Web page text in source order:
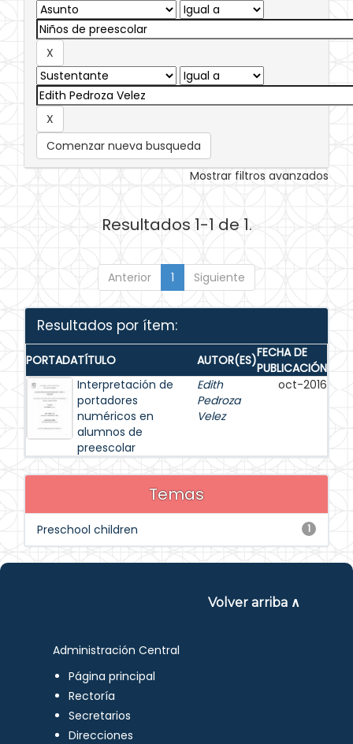
Comenzar nueva busqueda
Mostrar filtros avanzados
Resultados 1-1 de 1.
Anterior 1 Siguiente
Resultados por ítem:
PORTADATÍTULO AUTOR(ES)FECHA DE
PUBLICACIÓN
Interpretación de
portadores
numéricos en
alumnos de
preescolar
Edith
Pedroza
Velez
oct-2016
Temas
1
Preschool children
Volver arriba ∧
Administración Central
Página principal
Rectoría
Secretarios
Direcciones